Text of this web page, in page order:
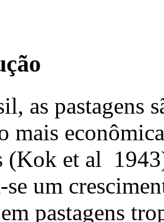
as pastagens
mais
(Kok et al
se um
pastagens